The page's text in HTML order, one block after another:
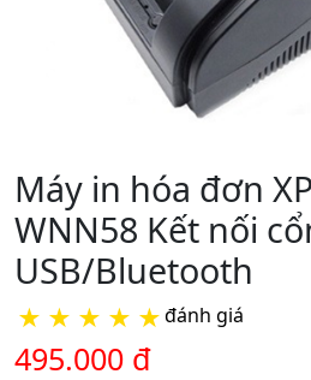
Máy in hóa đơn
WNN58 Kết nối
USB/Bluetooth
★ ★ ★ ★ ★đánh giá
495.000 đ